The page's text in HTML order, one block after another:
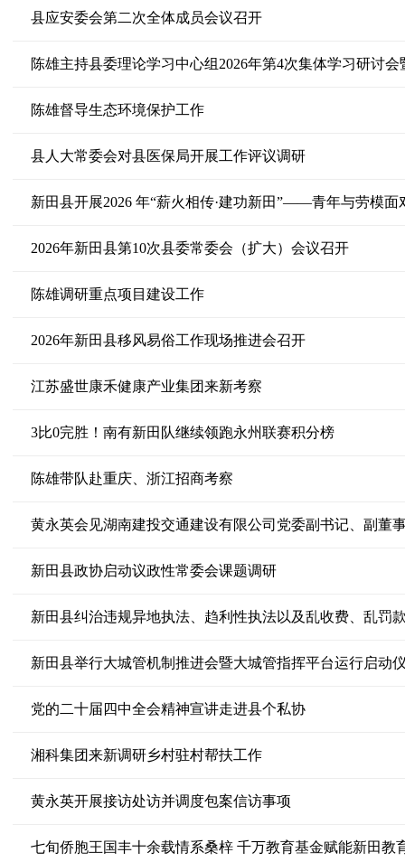
县应安委会第二次全体成员会议召开
陈雄督导生态环境保护工作
县人大常委会对县医保局开展工作评议调研
新田县开展2026 年“薪火相传·建功新田”——青年与劳模面
2026年新田县第10次县委常委会（扩大）会议召开
陈雄调研重点项目建设工作
2026年新田县移风易俗工作现场推进会召开
江苏盛世康禾健康产业集团来新考察
3比0完胜！南有新田队继续领跑永州联赛积分榜
陈雄带队赴重庆、浙江招商考察
黄永英会见湖南建投交通建设有限公司党委副书记、副董
新田县政协启动议政性常委会课题调研
新田县举行大城管机制推进会暨大城管指挥平台运行启动
党的二十届四中全会精神宣讲走进县个私协
湘科集团来新调研乡村驻村帮扶工作
黄永英开展接访处访并调度包案信访事项
七旬侨胞王国丰十余载情系桑梓 千万教育基金赋能新田教